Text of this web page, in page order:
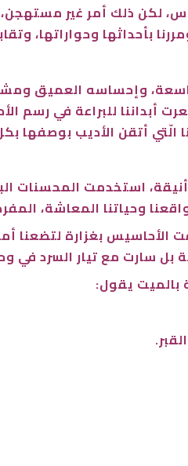
لكن ذلك أمر غير
بأحداثها وحواراتها،
وإحساسه العميق
أبداننا للبراعة في رسم
الّتي أتقن الأديب
استخدمت المحسنات
وحياتنا المعاشة،
بغزارة لتضعنا
بل سارت مع تيار السرد في